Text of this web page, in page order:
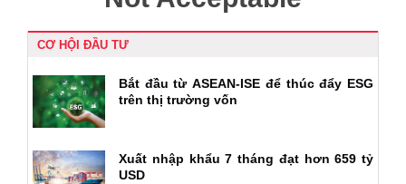
CƠ HỘI ĐẦU TƯ
Bắt đầu từ ASEAN-ISE để thúc đẩy ESG
trên thị trường vốn
Xuất nhập khẩu 7 tháng đạt hơn 659 tỷ
USD